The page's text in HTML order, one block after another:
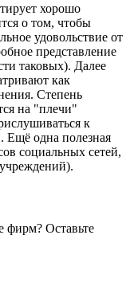
хорошо
о том, чтобы
удовольствие от
представление
таковых). Далее
как
Степень
на "плечи"
к
Ещё одна полезная
социальных сетей,
фирм? Оставьте